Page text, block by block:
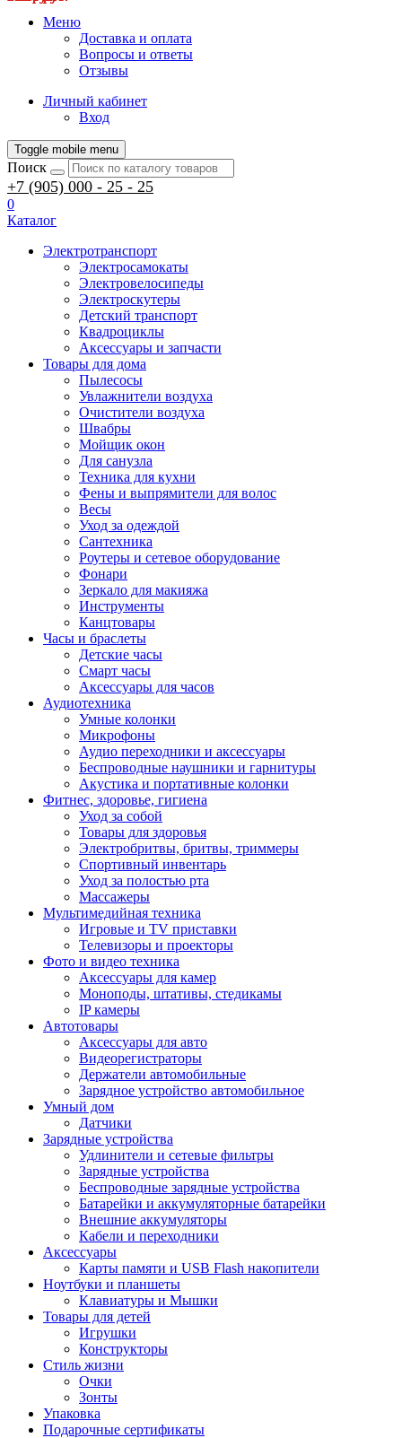
Меню
Доставка и оплата
Вопросы и ответы
Отзывы
Личный кабинет
Вход
Toggle mobile menu
Поиск
+7 (905) 000 - 25 - 25
0
Каталог
Электротранспорт
Электросамокаты
Электровелосипеды
Электроскутеры
Детский транспорт
Квадроциклы
Аксессуары и запчасти
Товары для дома
Пылесосы
Увлажнители воздуха
Очистители воздуха
Швабры
Мойщик окон
Для санузла
Техника для кухни
Фены и выпрямители для волос
Весы
Уход за одеждой
Сантехника
Роутеры и сетевое оборудование
Фонари
Зеркало для макияжа
Инструменты
Канцтовары
Часы и браслеты
Детские часы
Смарт часы
Аксессуары для часов
Аудиотехника
Умные колонки
Микрофоны
Аудио переходники и аксессуары
Беспроводные наушники и гарнитуры
Акустика и портативные колонки
Фитнес, здоровье, гигиена
Уход за собой
Товары для здоровья
Электробритвы, бритвы, триммеры
Спортивный инвентарь
Уход за полостью рта
Массажеры
Мультимедийная техника
Игровые и TV приставки
Телевизоры и проекторы
Фото и видео техника
Аксессуары для камер
Моноподы, штативы, стедикамы
IP камеры
Автотовары
Аксессуары для авто
Видеорегистраторы
Держатели автомобильные
Зарядное устройство автомобильное
Умный дом
Датчики
Зарядные устройства
Удлинители и сетевые фильтры
Зарядные устройства
Беспроводные зарядные устройства
Батарейки и аккумуляторные батарейки
Внешние аккумуляторы
Кабели и переходники
Аксессуары
Карты памяти и USB Flash накопители
Ноутбуки и планшеты
Клавиатуры и Мышки
Товары для детей
Игрушки
Конструкторы
Стиль жизни
Очки
Зонты
Упаковка
Подарочные сертификаты